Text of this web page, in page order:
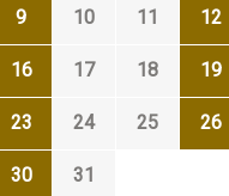
9 10 11 12
16 17 18 19
23 24 25 26
30
31